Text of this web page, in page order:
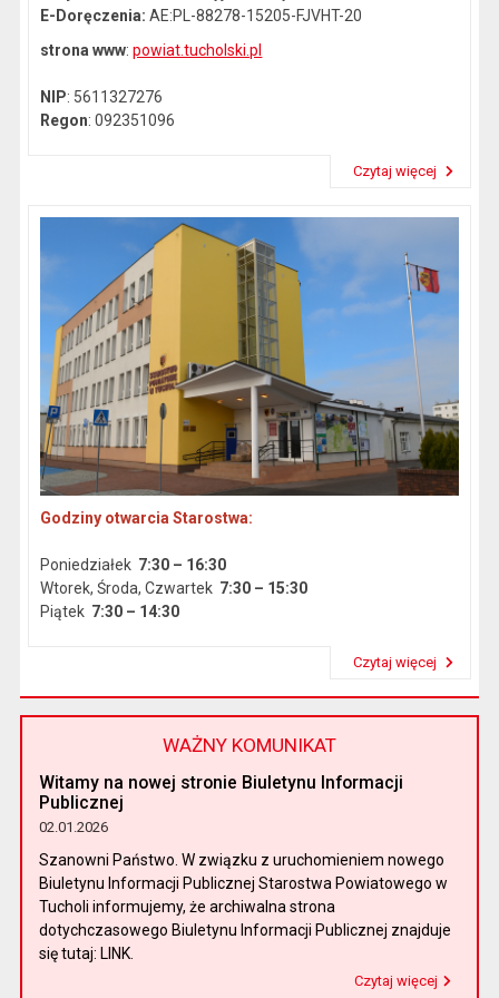
E-Doręczenia:AE:PL-88278-15205-FJVHT-20
strona www:powiat.tucholski.pl
NIP: 5611327276
Regon: 092351096
Czytaj więcej
Godziny otwarcia Starostwa:
Poniedziałek 7:30 – 16:30
Wtorek, Środa, Czwartek 7:30 – 15:30
Piątek 7:30 – 14:30
Czytaj więcej
WAŻNY KOMUNIKAT
Witamy na nowej stronie Biuletynu Informacji
Publicznej
02.01.2026
Szanowni Państwo. W związku z uruchomieniem nowego
Biuletynu Informacji Publicznej Starostwa Powiatowego w
Tucholi informujemy, że archiwalna strona
dotychczasowego Biuletynu Informacji Publicznej znajduje
się tutaj: LINK.
Czytaj więcej